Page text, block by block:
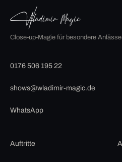
Close-up-Magie für besondere
0176 506 195 22
shows@wladimir-magic.de
WhatsApp
Auftritte